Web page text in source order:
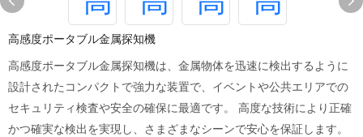
高感度ポータブル金属探知機
高感度ポータブル金属探知機は、金属物体を迅速に検出するように
設計されたコンパクトで強力な装置で、イベントや公共エリアでの
セキュリティ検査や安全の確保に最適です。 高度な技術により正確
かつ確実な検出を実現し、さまざまなシーンで安心を保証します。